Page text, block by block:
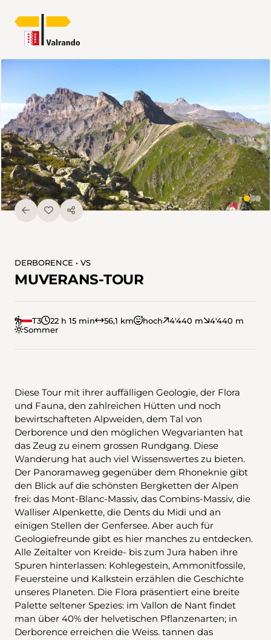
DERBORENCE • VS
MUVERANS-TOUR
T3 22 h 15 min 56,1 km hoch 4'440 m
4'440 m
Sommer
Diese Tour mit ihrer auffälligen Geologie, der Flora
und Fauna, den zahlreichen Hütten und noch
bewirtschafteten Alpweiden, dem Tal von
Derborence und den möglichen Wegvarianten hat
das Zeug zu einem grossen Rundgang. Diese
Wanderung hat auch viel Wissenswertes zu bieten.
Der Panoramaweg gegenüber dem Rhoneknie gibt
den Blick auf die schönsten Bergketten der Alpen
frei: das Mont-Blanc-Massiv, das Combins-Massiv, die
Walliser Alpenkette, die Dents du Midi und an
einigen Stellen der Genfersee. Aber auch für
Geologiefreunde gibt es hier manches zu entdecken.
Alle Zeitalter von Kreide- bis zum Jura haben ihre
Spuren hinterlassen: Kohlegestein, Ammonitfossile,
Feuersteine und Kalkstein erzählen die Geschichte
unseres Planeten. Die Flora präsentiert eine breite
Palette seltener Spezies: im Vallon de Nant findet
man über 40% der helvetischen Pflanzenarten; in
Derborence erreichen die Weiss. tannen das